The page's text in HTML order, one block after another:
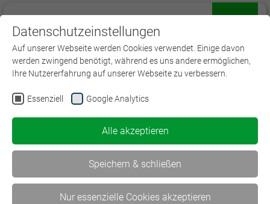
< KI in der Berufsbildung
WissenVersichert – Der… >
Datenschutzeinstellungen
Auf unserer Webseite werden Cookies verwendet. Einige davon
werden zwingend benötigt, während es uns andere ermöglichen,
Ihre Nutzererfahrung auf unserer Webseite zu verbessern.
Essenziell Google Analytics
Alle akzeptieren
Speichern & schließen
Nur essenzielle Cookies akzeptieren